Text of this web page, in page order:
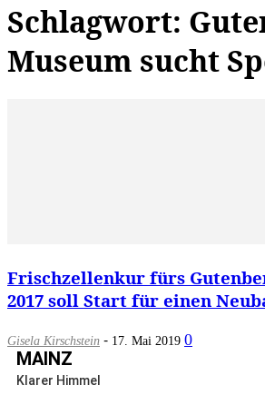
Schlagwort:
Museum sucht
Frischzellenkur fürs
2017 soll Start für einen
Gisela Kirschstein - 17. Mai 2019 0
MAINZ
Klarer Himmel